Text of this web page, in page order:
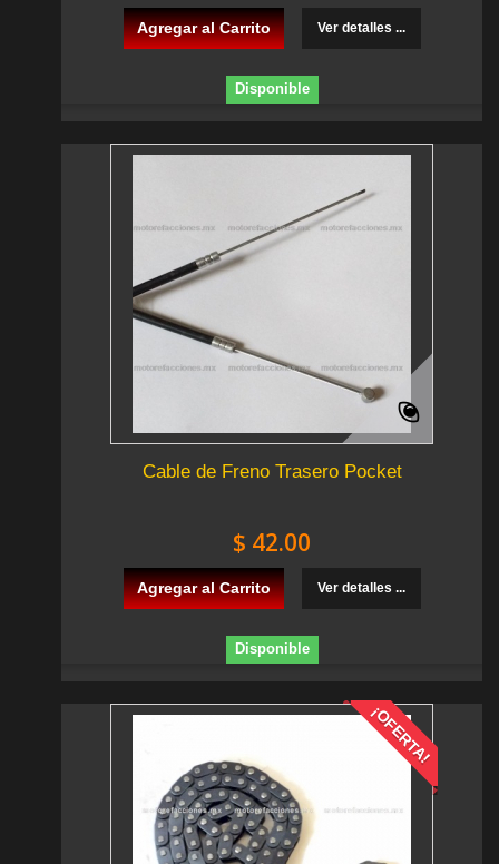
Agregar al Carrito Ver detalles ...
Disponible
Cable de Freno Trasero Pocket
$ 42.00
Agregar al Carrito Ver detalles ...
Disponible
¡OFERTA!